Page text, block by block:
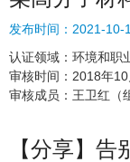
发布时间： 2021-10-
认证领域：环境和职
审核时间：2018年
审核成员：王卫红（
【分享】告